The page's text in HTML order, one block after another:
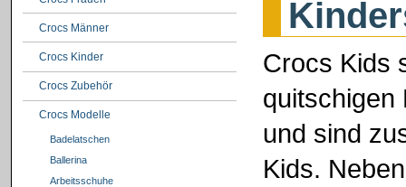
Crocs Männer
Crocs Kinder
Crocs Zubehör
Crocs Modelle
Badelatschen
Ballerina
Arbeitsschuhe
Crocs Kids
quitschigen
und sind
Kids.